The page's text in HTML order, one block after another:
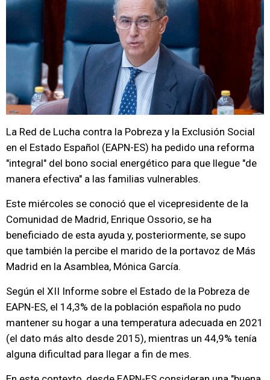
La Red de Lucha contra la Pobreza y la Exclusión Social
en el Estado Español (EAPN-ES) ha pedido una reforma
"integral" del bono social energético para que llegue "de
manera efectiva" a las familias vulnerables.
Este miércoles se conoció que el vicepresidente de la
Comunidad de Madrid, Enrique Ossorio, se ha
beneficiado de esta ayuda y, posteriormente, se supo
que también la percibe el marido de la portavoz de Más
Madrid en la Asamblea, Mónica García.
Según el XII Informe sobre el Estado de la Pobreza de
EAPN-ES, el 14,3% de la población española no pudo
mantener su hogar a una temperatura adecuada en 2021
(el dato más alto desde 2015), mientras un 44,9% tenía
alguna dificultad para llegar a fin de mes.